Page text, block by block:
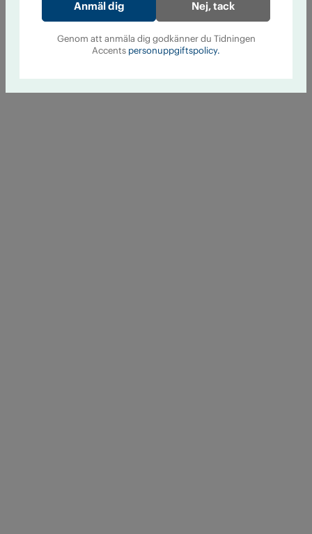
Nej, tack
Genom att anmäla dig godkänner du Tidningen
Accents personuppgiftspolicy.